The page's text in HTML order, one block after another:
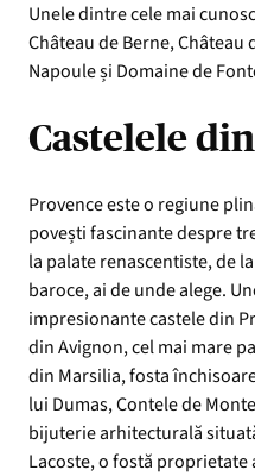
Unele dintre cele mai
Château de Berne, Château
Napoule și Domaine de
Castelele
Provence este o regiune
povești fascinante despre
la palate renascentiste, de
baroce, ai de unde alege.
impresionante castele din
din Avignon, cel mai mare
din Marsilia, fosta
lui Dumas, Contele de
bijuterie arhitecturală
Lacoste, o fostă proprietate